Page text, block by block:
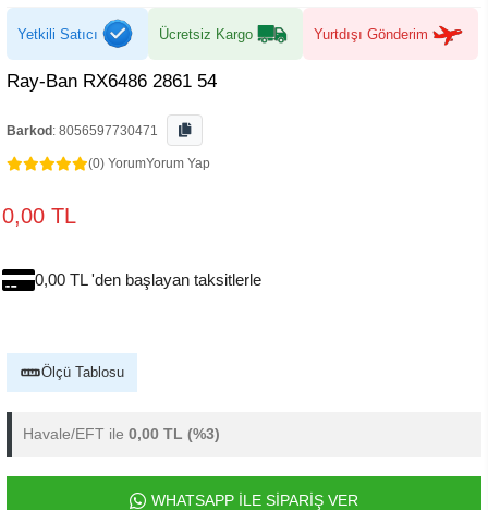
Yetkili Satıcı Ücretsiz Kargo Yurtdışı Gönderim
Ray-Ban RX6486 2861 54
Barkod : 8056597730471
(0) YorumYorum Yap
0,00 TL
0,00 TL 'den başlayan taksitlerle
Ölçü Tablosu
Havale/EFT ile 0,00 TL (%3)
WHATSAPP İLE SİPARİŞ VER